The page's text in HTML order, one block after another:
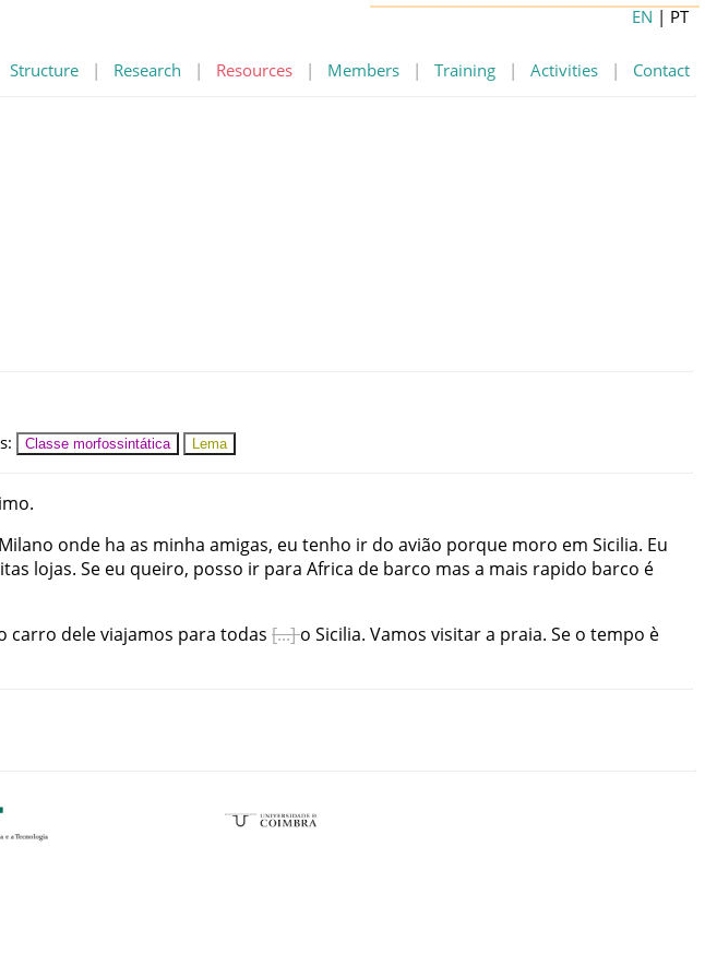
Structure | Research | Resources | Members | Training | Activities | Contact
EN | PT
: Classe morfossintática Lema
.
Milano onde ha as minha amigas, eu tenho ir do avião porque moro em Sicilia. Eu
lojas. Se eu queiro, posso ir para Africa de barco mas a mais rapido barco é
carro deleviajamos para todas o Sicilia. Vamos visitara praia. Se o tempo è